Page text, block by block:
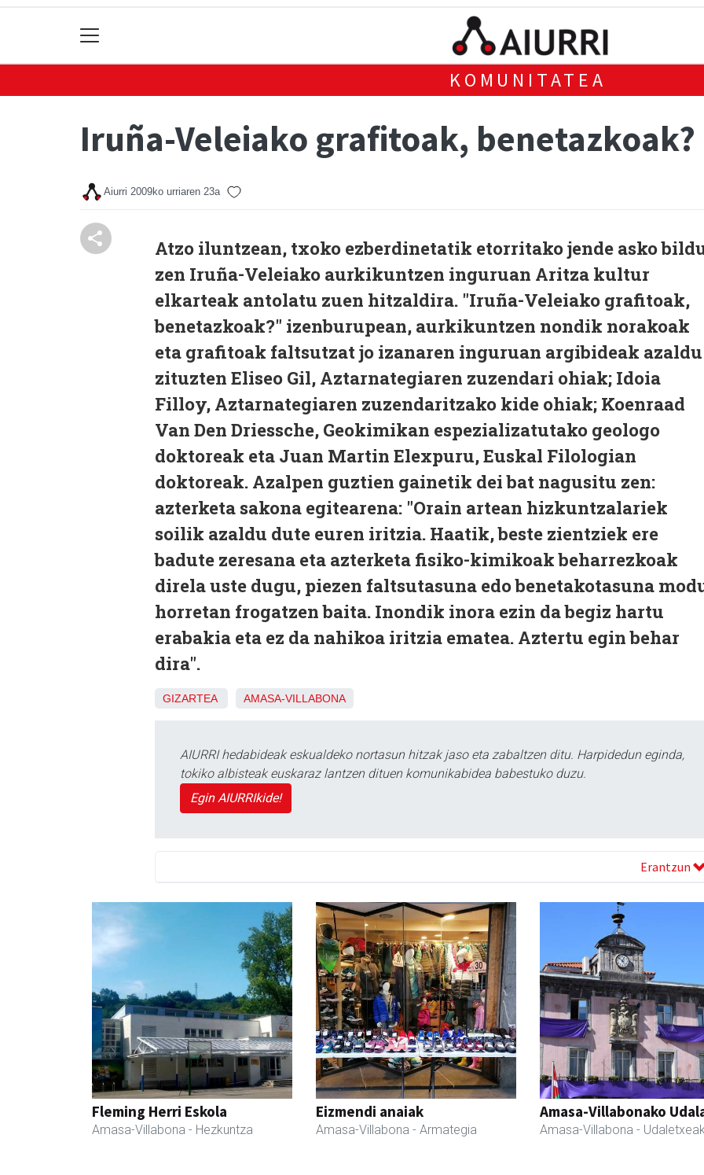
KOMUNITATEA
Iruña-Veleiako grafitoak, benetazkoak?
Aiurri 2009ko urriaren 23a
Atzo iluntzean, txoko ezberdinetatik etorritako jende asko
zen Iruña-Veleiako aurkikuntzen inguruan Aritza kultur
elkarteak antolatu zuen hitzaldira. "Iruña-Veleiako grafitoak,
benetazkoak?" izenburupean, aurkikuntzen nondik norakoak
eta grafitoak faltsutzat jo izanaren inguruan argibideak azaldu
zituzten Eliseo Gil, Aztarnategiaren zuzendari ohiak; Idoia
Filloy, Aztarnategiaren zuzendaritzako kide ohiak; Koenraad
Van Den Driessche, Geokimikan espezializatutako geologo
doktoreak eta Juan Martin Elexpuru, Euskal Filologian
doktoreak. Azalpen guztien gainetik dei bat nagusitu zen:
azterketa sakona egitearena: "Orain artean hizkuntzalariek
soilik azaldu dute euren iritzia. Haatik, beste zientziek ere
badute zeresana eta azterketa fisiko-kimikoak beharrezkoak
direla uste dugu, piezen faltsutasuna edo benetakotasuna
horretan frogatzen baita. Inondik inora ezin da begiz hartu
erabakia eta ez da nahikoa iritzia ematea. Aztertu egin behar
dira".
GIZARTEA AMASA-VILLABONA
AIURRI hedabideak eskualdeko nortasun hitzak jaso eta zabaltzen ditu. Harpidedun eginda,
tokiko albisteak euskaraz lantzen dituen komunikabidea babestuko duzu.
Egin AIURRIkide!
Erantzun
Fleming Herri Eskola
Amasa-Villabona - Hezkuntza
Eizmendi anaiak
Amasa-Villabona - Armategia
Amasa-Villabonako
Amasa-Villabona -